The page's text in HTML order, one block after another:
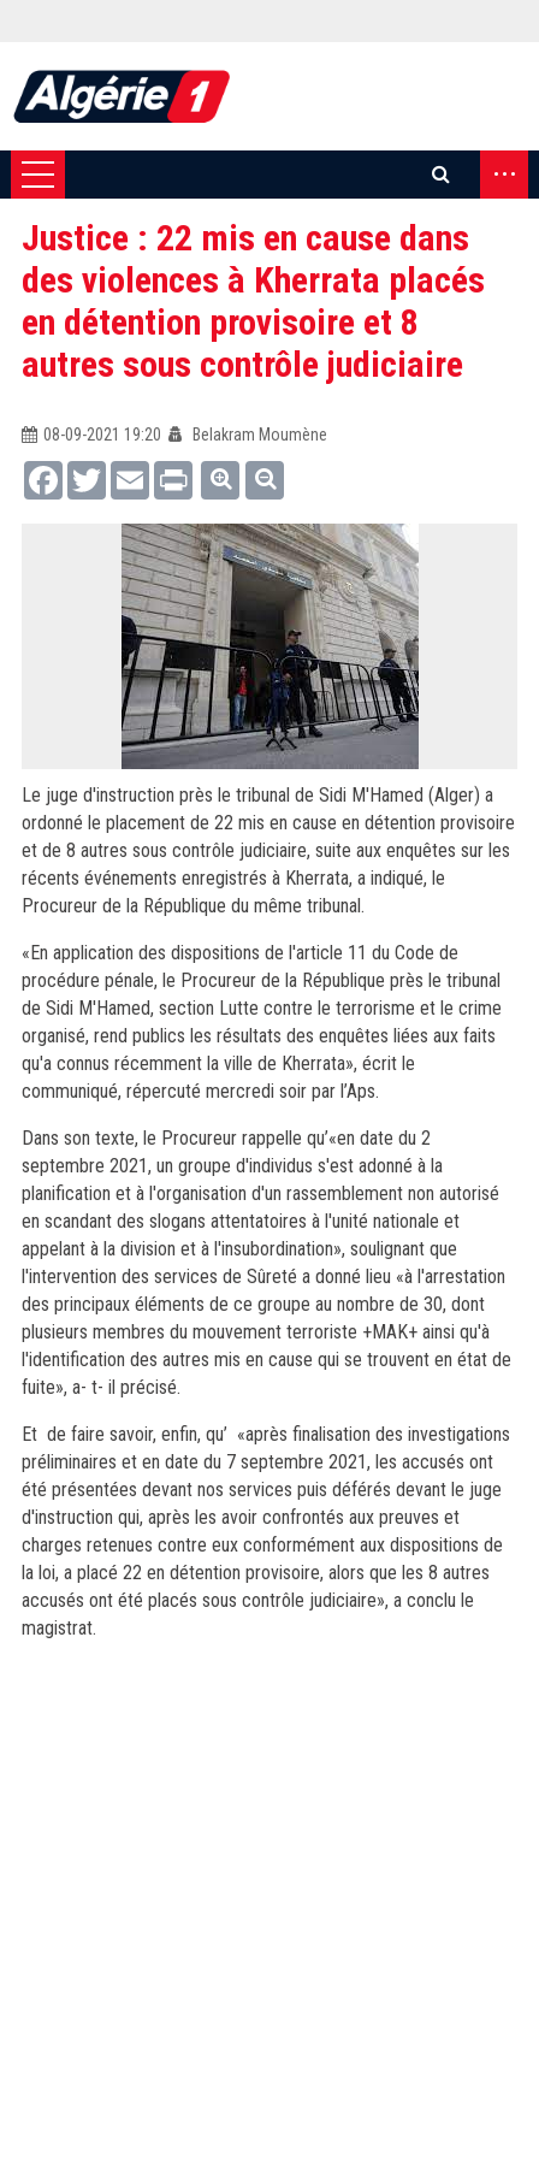
...
Justice : 22 mis en cause dans
des violences à Kherrata placés
en détention provisoire et 8
autres sous contrôle judiciaire
08-09-2021 19:20
Belakram Moumène
FacebookTwitterEmail Print
Le juge d'instruction près le tribunal de Sidi M'Hamed (Alger) a
ordonné le placement de 22 mis en cause en détention provisoire
et de 8 autres sous contrôle judiciaire, suite aux enquêtes sur les
récents événements enregistrés à Kherrata, a indiqué, le
Procureur de la République du même tribunal.
«En application des dispositions de l'article 11 du Code de
procédure pénale, le Procureur de la République près le tribunal
de Sidi M'Hamed, section Lutte contre le terrorisme et le crime
organisé, rend publics les résultats des enquêtes liées aux faits
qu'a connus récemment la ville de Kherrata», écrit le
communiqué, répercuté mercredi soir par l’Aps.
Dans son texte, le Procureur rappelle qu’«en date du 2
septembre 2021, un groupe d'individus s'est adonné à la
planification et à l'organisation d'un rassemblement non autorisé
en scandant des slogans attentatoires à l'unité nationale et
appelant à la division et à l'insubordination», soulignant que
l'intervention des services de Sûreté a donné lieu «à l'arrestation
des principaux éléments de ce groupe au nombre de 30, dont
plusieurs membres du mouvement terroriste +MAK+ ainsi qu'à
l'identification des autres mis en cause qui se trouvent en état de
fuite», a- t- il précisé.
Et de faire savoir, enfin, qu’ «après finalisation des investigations
préliminaires et en date du 7 septembre 2021, les accusés ont
été présentées devant nos services puis déférés devant le juge
d'instruction qui, après les avoir confrontés aux preuves et
charges retenues contre eux conformément aux dispositions de
la loi, a placé 22 en détention provisoire, alors que les 8 autres
accusés ont été placés sous contrôle judiciaire», a conclu le
magistrat.